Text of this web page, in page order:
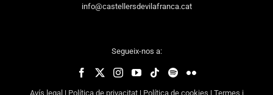
info@castellersdevilafranca.cat
Segueix-nos a:
Avís legal | Política de privacitat| Política de cookies | Termes i